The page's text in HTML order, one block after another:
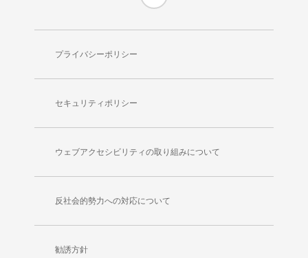
プライバシーポリシー
セキュリティポリシー
ウェブアクセシビリティの取り組みについて
反社会的勢力への対応について
勧誘方針